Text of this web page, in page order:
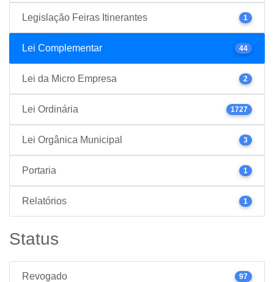
Legislação Feiras Itinerantes 1
Lei Complementar 44
Lei da Micro Empresa 2
Lei Ordinária 1727
Lei Orgânica Municipal 3
Portaria 1
Relatórios 1
Status
Revogado 97